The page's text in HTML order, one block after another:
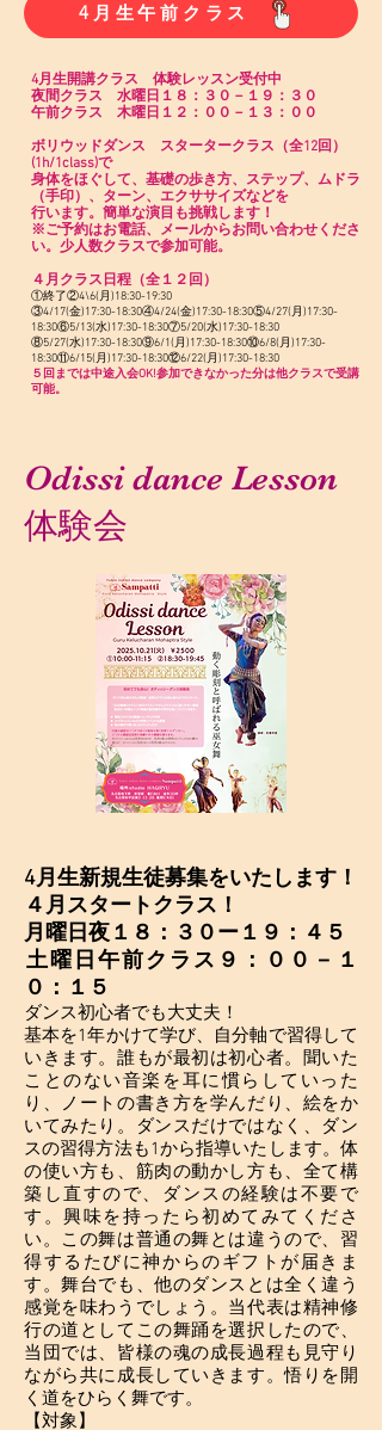
4月生午前クラス
4月生開講クラス 体験レッスン受付中
夜間クラス 水曜日１８：３０－１９：３０
午前クラス 木曜日１２：００－１３：００
ボリウッドダンス スタータークラス（全12回）
(1h/1class)で
身体をほぐして、基礎の歩き方、ステップ、ムドラ
（手印）、ターン、エクササイズなどを
行います。簡単な演目も挑戦します！
​※ご予約はお電話、メールからお問い合わせくださ
い。少人数クラスで参加可能。
４月クラス日程（全１２回）
①終了②4\6(月)18:30-19:30
③4/17(金)17:30-18:30④4/24(金)17:30-18:30⑤4/27(月)17:30-
18:30⑥5/13(水)17:30-18:30⑦5/20(水)17:30-18:30
⑧5/27(水)17:30-18:30⑨6/1(月)17:30-18:30⑩6/8(月)17:30-
18:30⑪6/15(月)17:30-18:30⑫6/22(月)17:30-18:30
５回までは中途入会OK!参加できなかった分は他クラスで受講
可能。
Odissi dance Lesson
体験会
4月生新規生徒募集をいたします！
４月スタートクラス！
月曜日夜１８：３０ー１９：４５
​土曜日午前クラス９：００－１
０：１５
ダンス初心者でも大丈夫！
基本を1年かけて学び、自分軸で習得して
いきます。誰もが最初は初心者。聞いた
ことのない音楽を耳に慣らしていった
り、ノートの書き方を学んだり、絵をか
いてみたり。ダンスだけではなく、ダン
スの習得方法も1から指導いたします。体
の使い方も、筋肉の動かし方も、全て構
築し直すので、ダンスの経験は不要で
す。興味を持ったら初めてみてくださ
い。この舞は普通の舞とは違うので、習
得するたびに神からのギフトが届きま
す。舞台でも、他のダンスとは全く違う
感覚を味わうでしょう。当代表は精神修
行の道としてこの舞踊を選択したので、
当団では、皆様の魂の成長過程も見守り
ながら共に成長していきます。悟りを開
く道をひらく舞です。
【対象】